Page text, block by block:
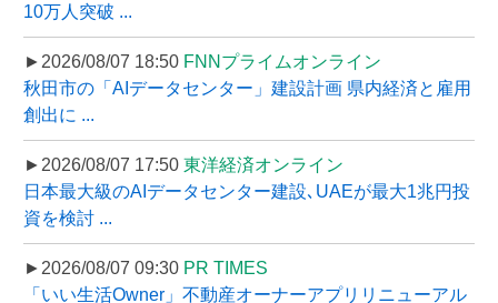
10万人突破 ...
►2026/08/07 18:50 FNNプライムオンライン
秋田市の「AIデータセンター」建設計画 県内経済と雇用
創出に ...
►2026/08/07 17:50 東洋経済オンライン
日本最大級のAIデータセンター建設､UAEが最大1兆円投
資を検討 ...
►2026/08/07 09:30 PR TIMES
「いい生活Owner」不動産オーナーアプリリニューアル